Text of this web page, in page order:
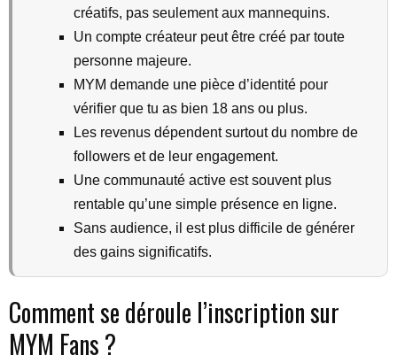
créatifs, pas seulement aux mannequins.
Un compte créateur peut être créé par toute
personne majeure.
MYM demande une pièce d’identité pour
vérifier que tu as bien 18 ans ou plus.
Les revenus dépendent surtout du nombre de
followers et de leur engagement.
Une communauté active est souvent plus
rentable qu’une simple présence en ligne.
Sans audience, il est plus difficile de générer
des gains significatifs.
Comment se déroule l’inscription sur
MYM Fans ?